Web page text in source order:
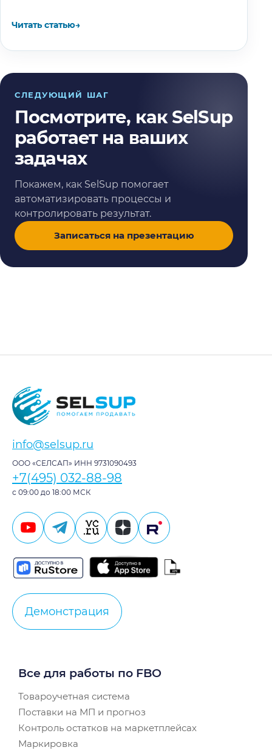
Читать статью→
СЛЕДУЮЩИЙ ШАГ
Посмотрите, как SelSup
работает на ваших
задачах
Покажем, как SelSup помогает
автоматизировать процессы и
контролировать результат.
Записаться на презентацию
info@selsup.ru
ООО «СЕЛСАП» ИНН 9731090493
+7(495) 032-88-98
с 09:00 до 18:00 МСК
Демонстрация
Все для работы по FBO
Товароучетная система
Поставки на МП и прогноз
Контроль остатков на маркетплейсах
Маркировка